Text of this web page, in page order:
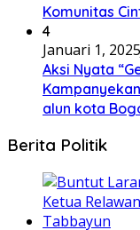
Komunitas
4
Januari 1, 2025
Aksi Nyata
alun kota
Berita Politik